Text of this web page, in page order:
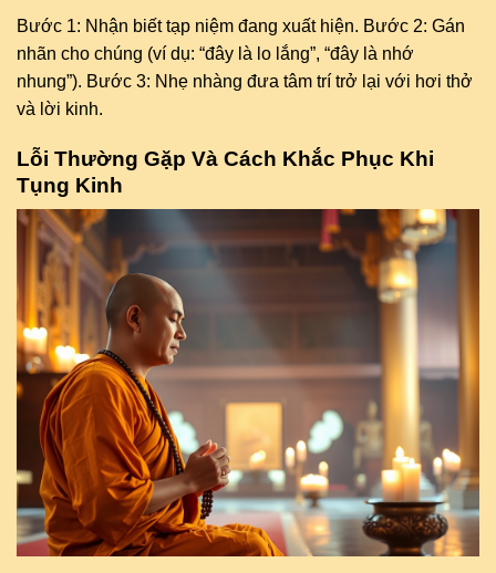
Bước 1: Nhận biết tạp niệm đang xuất hiện. Bước 2: Gán
nhãn cho chúng (ví dụ: “đây là lo lắng”, “đây là nhớ
nhung”). Bước 3: Nhẹ nhàng đưa tâm trí trở lại với hơi thở
và lời kinh.
Lỗi Thường Gặp Và Cách Khắc Phục Khi
Tụng Kinh